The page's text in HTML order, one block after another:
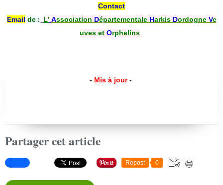
Contact
Email de : L' Association DépartementaleHarkis DordogneVe
uves et Orphelins
- Mis à jour -
Partager cet article
Repost 0